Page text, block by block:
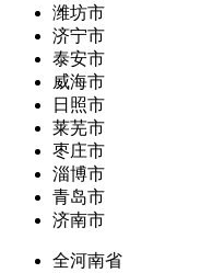
潍坊市
济宁市
泰安市
威海市
日照市
莱芜市
枣庄市
淄博市
青岛市
济南市
全河南省